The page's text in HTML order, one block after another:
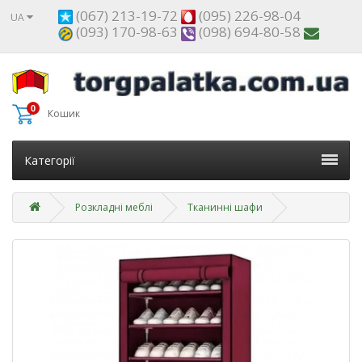
UA (067) 213-19-72
(095) 226-98-04
(093) 170-98-63
(098) 694-80-58
0 Кошик
Категорії
Розкладні меблі Тканинні шафи